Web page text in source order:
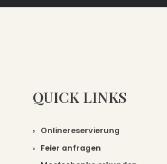
QUICK LINKS
Onlinereservierung
Feier anfragen